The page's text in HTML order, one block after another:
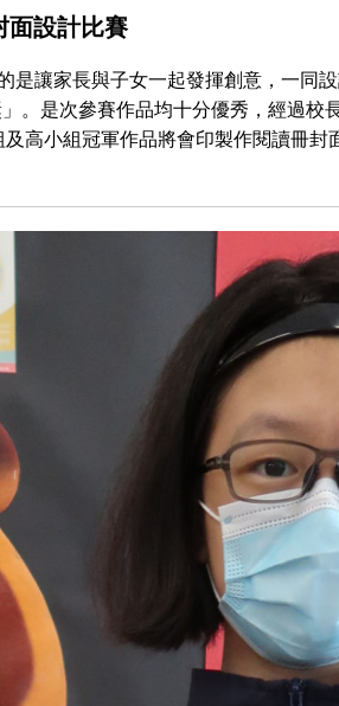
面設計比賽
讓家長與子女一起發揮創意，一同
。是次參賽作品均十分優秀，經過校
高小組冠軍作品將會印製作閱讀冊封